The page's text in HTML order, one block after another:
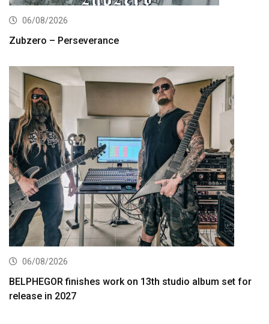
06/08/2026
Zubzero – Perseverance
06/08/2026
BELPHEGOR finishes work on 13th studio album set for
release in 2027